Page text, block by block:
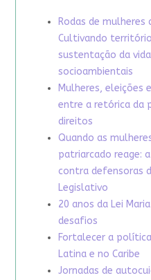
Rodas de
Cultivando
sustentação da
socioambientais
Mulheres, eleições
entre a retórica da
direitos
Quando as
patriarcado reage:
contra defensoras
Legislativo
20 anos da Lei
desafios
Fortalecer a
Latina e no Caribe
Jornadas de